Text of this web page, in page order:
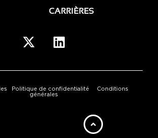
CARRIÈRES
Politique de confidentialité
Conditions
générales